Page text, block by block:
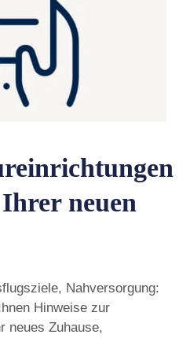
neuen
Nahversorgung:
Hinweise zur
neues Zuhause,